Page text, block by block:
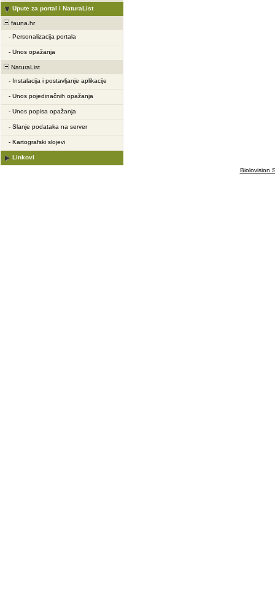
Upute za portal i NaturaList
fauna.hr
- Personalizacija portala
- Unos opažanja
NaturaList
- Instalacija i postavljanje aplikacije
- Unos pojedinačnih opažanja
- Unos popisa opažanja
- Slanje podataka na server
- Kartografski slojevi
Linkovi
Biolovision